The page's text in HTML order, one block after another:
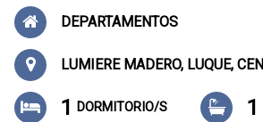
DEPARTAMENTOS
LUMIERE MADERO, LUQUE,
1 DORMITORIO/S 1